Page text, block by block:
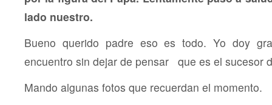
lado nuestro.
Bueno querido padre eso es todo. Yo doy
encuentro sin dejar de pensar que es el sucesor
Mando algunas fotos que recuerdan el momento.